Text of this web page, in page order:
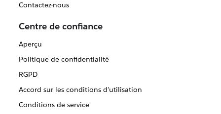
Contactez-nous
Centre de confiance
Aperçu
Politique de confidentialité
RGPD
Accord sur les conditions d'utilisation
Conditions de service